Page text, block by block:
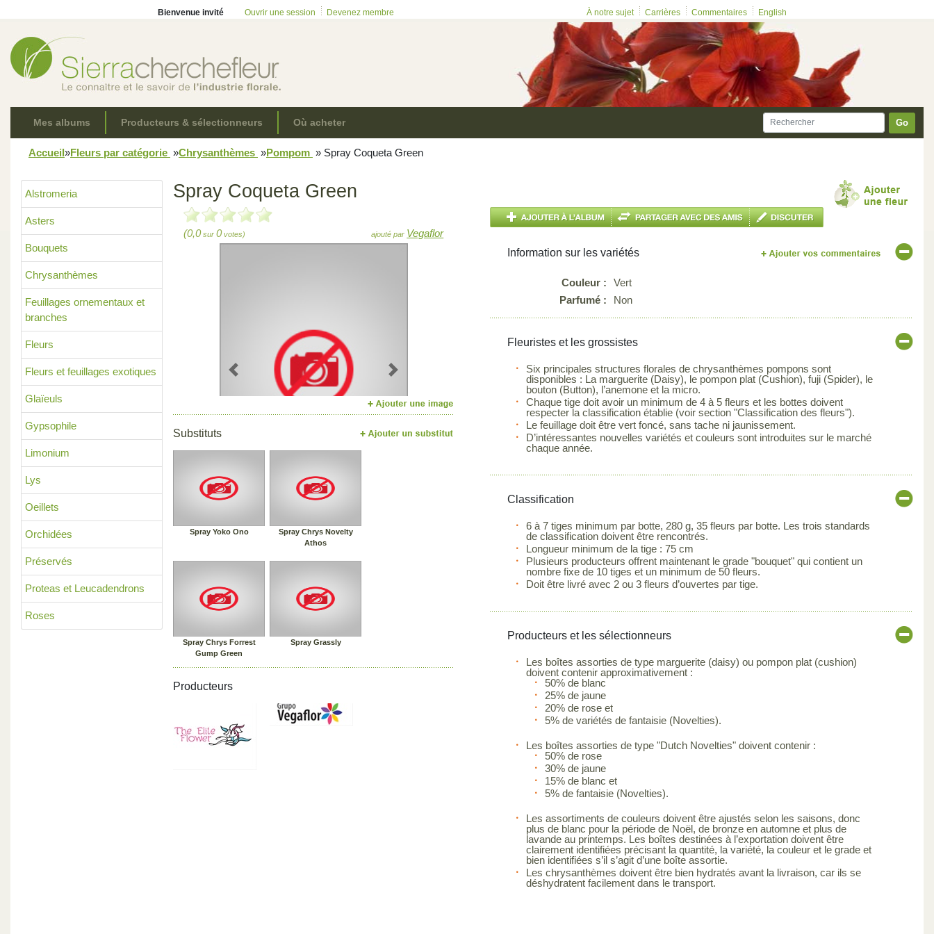
Bienvenue invité Ouvrir une session Devenez membre À notre sujet Carrières Commentaires English
Mes albums Producteurs & sélectionneurs Où acheter Go
Accueil»Fleurs par catégorie »Chrysanthèmes »Pompom » Spray Coqueta Green
Alstromeria
Asters
Bouquets
Chrysanthèmes
Feuillages ornementaux et
branches
Fleurs
Fleurs et feuillages exotiques
Glaïeuls
Gypsophile
Limonium
Lys
Oeillets
Orchidées
Préservés
Proteas et Leucadendrons
Roses
Spray Coqueta Green
(0,0sur 0votes) ajouté par Vegaflor
Previous Next
Substituts
Spray Yoko Ono
Spray Chrys Novelty
Athos
Spray Chrys Forrest
Gump Green
Spray Grassly
Producteurs
Information sur les variétés
Couleur :
Vert
Parfumé :
Non
Fleuristes et les grossistes
Six principales structures florales de chrysanthèmes pompons sont
disponibles : La marguerite (Daisy), le pompon plat (Cushion), fuji (Spider), le
bouton (Button), l’anemone et la micro.
Chaque tige doit avoir un minimum de 4 à 5 fleurs et les bottes doivent
respecter la classification établie (voir section "Classification des fleurs").
Le feuillage doit être vert foncé, sans tache ni jaunissement.
D’intéressantes nouvelles variétés et couleurs sont introduites sur le marché
chaque année.
Classification
6 à 7 tiges minimum par botte, 280 g, 35 fleurs par botte. Les trois standards
de classification doivent être rencontrés.
Longueur minimum de la tige : 75 cm
Plusieurs producteurs offrent maintenant le grade "bouquet" qui contient un
nombre fixe de 10 tiges et un minimum de 50 fleurs.
Doit être livré avec 2 ou 3 fleurs d’ouvertes par tige.
Producteurs et les sélectionneurs
Les boîtes assorties de type marguerite (daisy) ou pompon plat (cushion)
doivent contenir approximativement :
50% de blanc
25% de jaune
20% de rose et
5% de variétés de fantaisie (Novelties).
Les boîtes assorties de type "Dutch Novelties" doivent contenir :
50% de rose
30% de jaune
15% de blanc et
5% de fantaisie (Novelties).
Les assortiments de couleurs doivent être ajustés selon les saisons, donc
plus de blanc pour la période de Noël, de bronze en automne et plus de
lavande au printemps. Les boîtes destinées à l’exportation doivent être
clairement identifiées précisant la quantité, la variété, la couleur et le grade et
bien identifiées s’il s’agit d’une boîte assortie.
Les chrysanthèmes doivent être bien hydratés avant la livraison, car ils se
déshydratent facilement dans le transport.